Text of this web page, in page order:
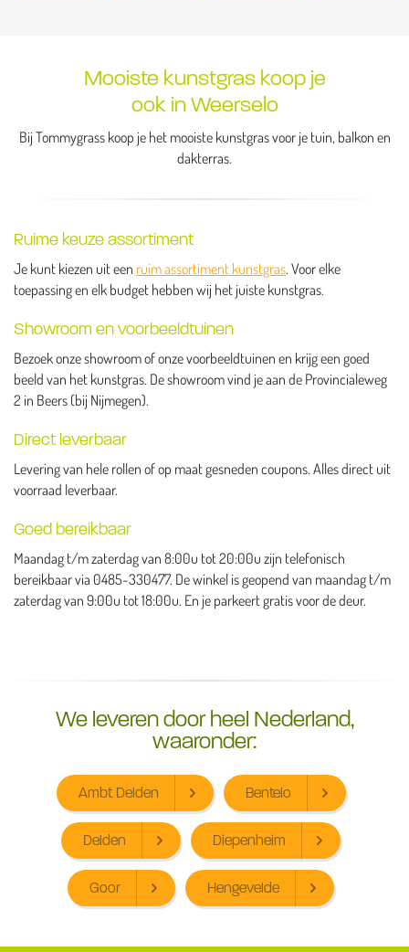
Mooiste kunstgras koop je
ook in Weerselo
Bij Tommygrass koop je het mooiste kunstgras voor je tuin, balkon en
dakterras.
Ruime keuze assortiment
Je kunt kiezen uit een ruim assortiment kunstgras. Voor elke
toepassing en elk budget hebben wij het juiste kunstgras.
Showroom en voorbeeldtuinen
Bezoek onze showroom of onze voorbeeldtuinen en krijg een goed
beeld van het kunstgras. De showroom vind je aan de Provincialeweg
2 in Beers (bij Nijmegen).
Direct leverbaar
Levering van hele rollen of op maat gesneden coupons. Alles direct uit
voorraad leverbaar.
Goed bereikbaar
Maandag t/m zaterdag van 8:00u tot 20:00u zijn telefonisch
bereikbaar via 0485-330477. De winkel is geopend van maandag t/m
zaterdag van 9:00u tot 18:00u. En je parkeert gratis voor de deur.
We leveren door heel Nederland,
waaronder:
Ambt Delden Bentelo
Delden Diepenheim
Goor Hengevelde